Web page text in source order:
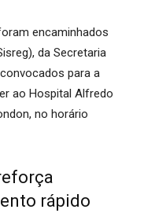
encaminhados
da Secretaria
para a
ao Hospital Alfredo
no horário
rápido